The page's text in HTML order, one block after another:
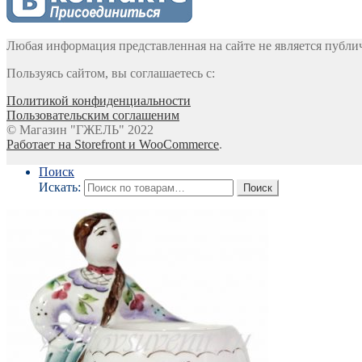
Любая информация представленная на сайте не является
Пользуясь сайтом, вы соглашаетесь с:
Политикой конфиденциальности
Пользовательским соглашеним
© Магазин "ГЖЕЛЬ" 2022
Работает на Storefront и WooCommerce.
Поиск
Искать:
Поиск